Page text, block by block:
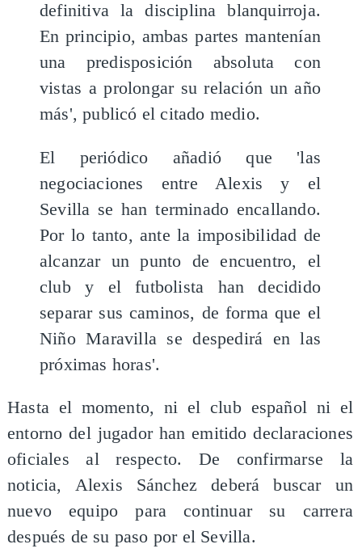
definitiva la disciplina blanquirroja.
En principio, ambas partes mantenían
una predisposición absoluta con
vistas a prolongar su relación un año
más', publicó el citado medio.
El periódico añadió que 'las
negociaciones entre Alexis y el
Sevilla se han terminado encallando.
Por lo tanto, ante la imposibilidad de
alcanzar un punto de encuentro, el
club y el futbolista han decidido
separar sus caminos, de forma que el
Niño Maravilla se despedirá en las
próximas horas'.
Hasta el momento, ni el club español ni el
entorno del jugador han emitido declaraciones
oficiales al respecto. De confirmarse la
noticia, Alexis Sánchez deberá buscar un
nuevo equipo para continuar su carrera
después de su paso por el Sevilla.